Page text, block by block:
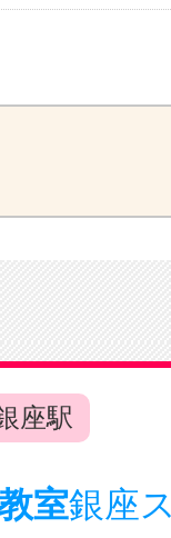
座駅
室銀座